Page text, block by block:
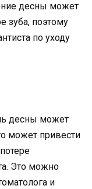
десны может
зуба, поэтому
по уходу
десны может
может привести
Это можно
и